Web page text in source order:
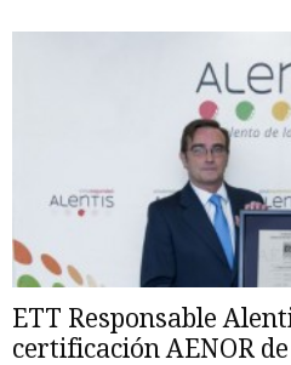
ETT Responsable
certificación AENOR